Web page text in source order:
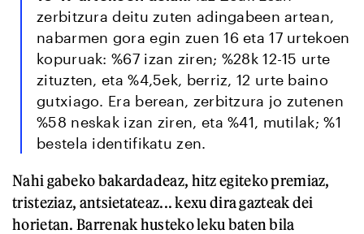
zerbitzura deitu zuten adingabeen artean,
nabarmen gora egin zuen 16 eta 17 urtekoen
kopuruak: %67 izan ziren; %28k 12-15 urte
zituzten, eta %4,5ek, berriz, 12 urte baino
gutxiago. Era berean, zerbitzura jo zutenen
%58 neskak izan ziren, eta %41, mutilak; %1
bestela identifikatu zen.
Nahi gabeko bakardadeaz, hitz egiteko premiaz,
tristeziaz, antsietateaz... kexu dira gazteak dei
horietan. Barrenak husteko leku baten bila